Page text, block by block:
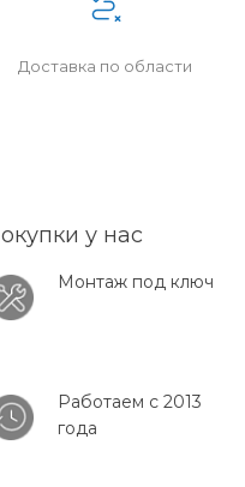
Доставка по области
у нас
Монтаж под ключ
Работаем с 2013
года